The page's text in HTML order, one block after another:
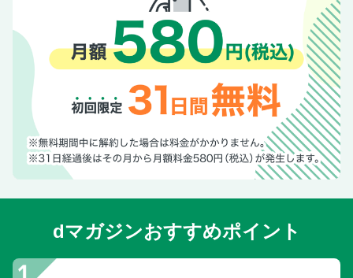
dマガジンおすすめポイント